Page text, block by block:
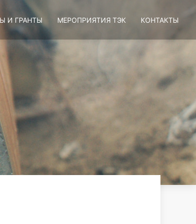
И ГРАНТЫ МЕРОПРИЯТИЯ ТЭК КОНТАКТЫ